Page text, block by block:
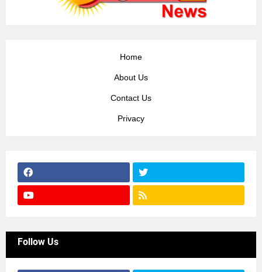
Home
About Us
Contact Us
Privacy
Follow Us